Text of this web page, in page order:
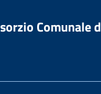
Comunale